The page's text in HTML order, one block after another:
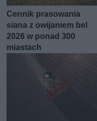
Cennik prasowania
siana z owijaniem bel
2026 w ponad 300
miastach